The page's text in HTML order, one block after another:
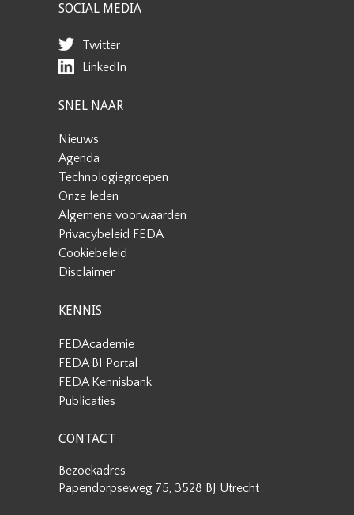
SOCIAL MEDIA
Twitter
LinkedIn
SNEL NAAR
Nieuws
Agenda
Technologiegroepen
Onze leden
Algemene voorwaarden
Privacybeleid FEDA
Cookiebeleid
Disclaimer
KENNIS
FEDAcademie
FEDA BI Portal
FEDA Kennisbank
Publicaties
CONTACT
Bezoekadres
Papendorpseweg 75, 3528 BJ Utrecht